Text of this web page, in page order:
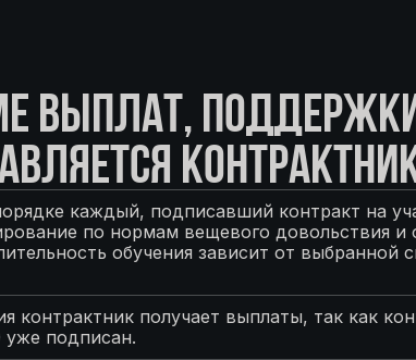
ВЫПЛАТ,
каждый, подписавший контракт на
по нормам вещевого довольствия и
обучения зависит от выбранной
контрактник получает выплаты, так как
уже подписан.